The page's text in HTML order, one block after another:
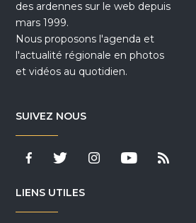
des ardennes sur le web depuis
mars 1999.
Nous proposons l'agenda et
l'actualité régionale en photos
et vidéos au quotidien.
SUIVEZ NOUS
LIENS UTILES